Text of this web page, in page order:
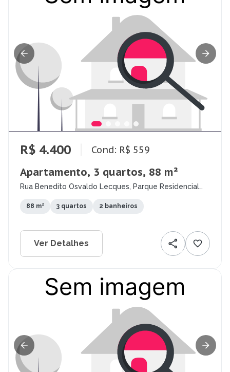
R$ 4.400 Cond: R$ 559
Apartamento, 3 quartos, 88 m²
Rua Benedito Osvaldo Lecques, Parque Residencial
88 m² 3 quartos 2 banheiros
Ver Detalhes